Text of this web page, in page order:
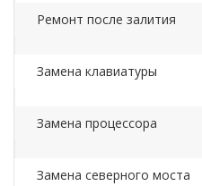
Ремонт после залития
Замена клавиатуры
Замена процессора
Замена северного моста